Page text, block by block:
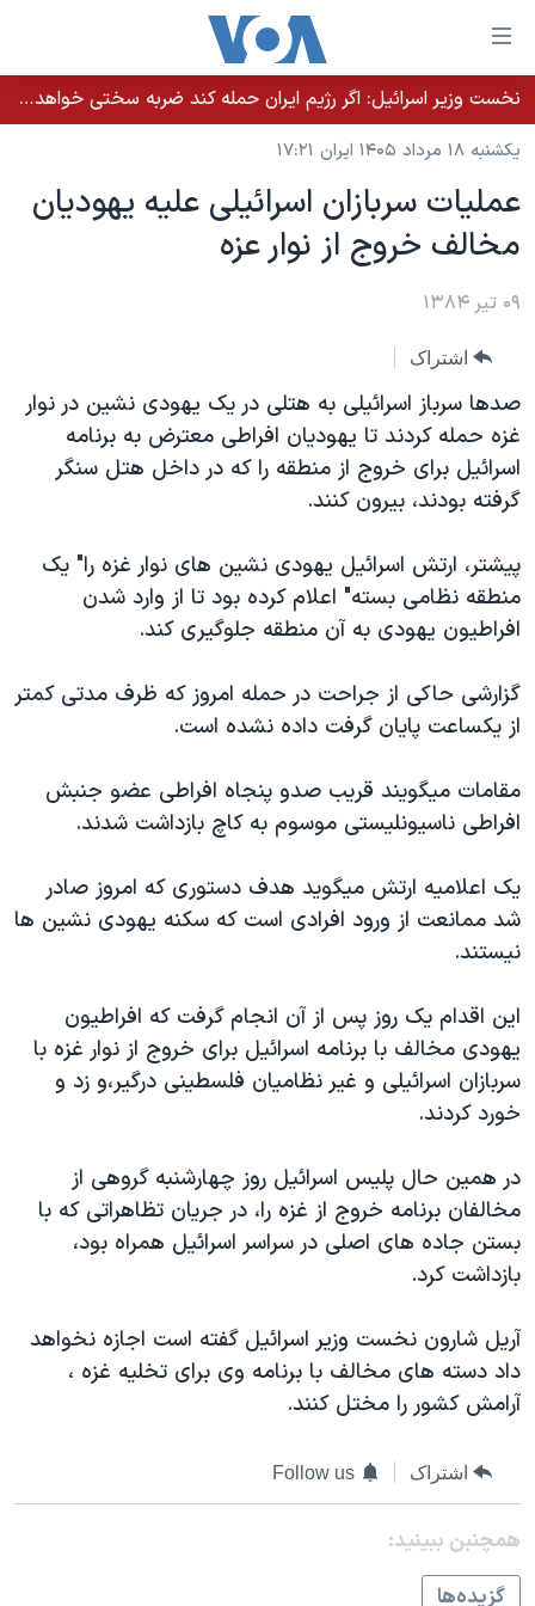
لینکهای
قابل
دسترسی
جهش
محتوای
اصلی
به
اصلی
جهش
به
جستجو
خانه
نسخه سبک وب‌سایت
موضوع ها
ایران
آمریکا
گزیده‌ها
ویژه برنامه‌ها
ویدیوها
فرهنگ و زندگی
حقوق شهروندی
اقتصادی
علم و فناوری
اسرائیل در جنگ
آرشیو پخش زنده
برنامه های تلویزیونی
جدول برنامه ها
صفحه‌های ویژه
عملیات خشم حماسی
۲۵۰سالگی آمریکا
بایگانی برنامه‌های تلویزیونی
مستندها
انتخابات ریاست جمهوری آمریکا ۲۰۲۴
حمله جمهوری اسلامی به اسرائیل
رمز مهسا
ورزش زنان در ایران
مجموعه مستندهای دادخواهی
دادگاه حمید نوری
چهل سال گروگان‌گیری
اعتراضات مردمی آبان ۹۸
اسرائیل در جنگ
نرگس محمدی برنده جایزه نوبل صلح
صفحه‌های ویژه
سفر پرزیدنت ترامپ به چین
پخش رادیویی
یادگیری زبان انگلیسی
دنبال کنید
زبانهای مختلف
نخست وزیر اسرائيل: اگر رژیم ایران حمله کند ضربه سختی خواهد خورد
یکشنبه ۱۸ مرداد ۱۴۰۵ ایران ۱۷:۲۱
عمليات سربازان اسرائيلی عليه يهوديان
مخالف خروج از نوار عزه
۰۹ تیر ۱۳۸۴
اشتراک
صدها سرباز اسرائيلی به هتلی در يک يهودی نشين در نوار
غزه حمله کردند تا يهوديان افراطی معترض به برنامه
اسرائيل برای خروج از منطقه را که در داخل هتل سنگر
گرفته بودند، بيرون کنند.
پيشتر، ارتش اسرائيل يهودی نشين های نوار غزه را" يک
منطقه نظامی بسته" اعلام کرده بود تا از وارد شدن
افراطيون يهودی به آن منطقه جلوگيری کند.
گزارشی حاکی از جراحت در حمله امروز که ظرف مدتی کمتر
از يکساعت پايان گرفت داده نشده است.
مقامات ميگويند قريب صدو پنجاه افراطی عضو جنبش
افراطی ناسيونليستی موسوم به کاچ بازداشت شدند.
يک اعلاميه ارتش ميگويد هدف دستوری که امروز صادر
شد ممانعت از ورود افرادی است که سکنه يهودی نشين ها
نيستند.
اين اقدام يک روز پس از آن انجام گرفت که افراطيون
يهودی مخالف با برنامه اسرائيل برای خروج از نوار غزه با
سربازان اسرائيلی و غير نظاميان فلسطينی درگير،و زد و
خورد کردند.
در همين حال پليس اسرائيل روز چهارشنبه گروهی از
مخالفان برنامه خروج از غزه را، در جريان تظاهراتی که با
بستن جاده های اصلی در سراسر اسرائيل همراه بود،
بازداشت کرد.
آريل شارون نخست وزير اسرائيل گفته است اجازه نخواهد
داد دسته های مخالف با برنامه وی برای تخليه غزه ،
آرامش کشور را مختل کنند.
اشتراک Follow us
همچنبن ببینید:
گزيده‌ها